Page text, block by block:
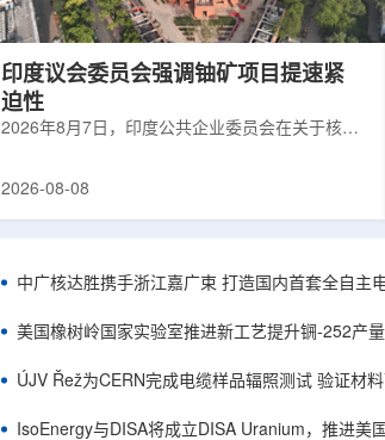
印度议会委员会强调铀矿项目提速紧
迫性
2026年8月7日，印度公共企业委员会在关于核电
建项目将产量翻倍，但委员会认为该时间表偏晚
将拉长进口燃料战略敏感期。目前PHWR机组约
25GWe年需U3O8约5400吨，UCIL仅能满足约
30%，须靠加速国产与多元化供应降低进口依
赖。委员会支持UCIL与NTPC组建合资企业参股
海外铀...
2026-08-08
中广核达胜携手浙江嘉广束 打造国内首套全自主
美国橡树岭国家实验室推进新工艺提升锎-252产量
ÚJV Řež为CERN完成电缆样品辐照测试 验证材
IsoEnergy与DISA将成立DISA Uranium，推进美